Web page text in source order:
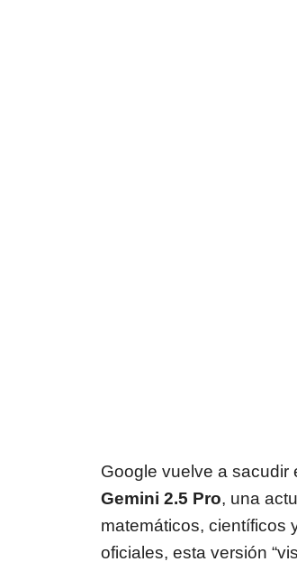
Google vuelve a sacudir
Gemini 2.5 Pro, una
matemáticos, científicos
oficiales, esta versión